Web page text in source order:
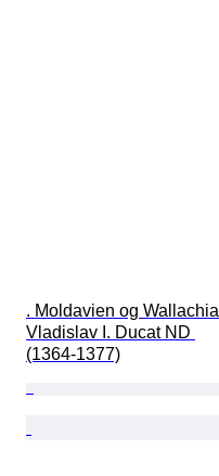
. Moldavien og Wallachia
Vladislav I. Ducat ND
(1364-1377)